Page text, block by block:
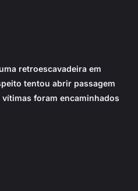
retroescavadeira em
tentou abrir passagem
foram encaminhados